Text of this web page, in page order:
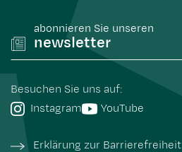
abonnieren Sie unseren
newsletter
Besuchen Sie uns auf:
Instagram
YouTube
Erklärung zur Barrierefreiheit